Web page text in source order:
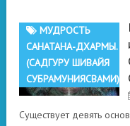
МУДРОСТЬ
САНАТАНА-ДХАРМЫ.
(САДГУРУ ШИВАЙЯ
СУБРАМУНИЯСВАМИ)
Существует девять